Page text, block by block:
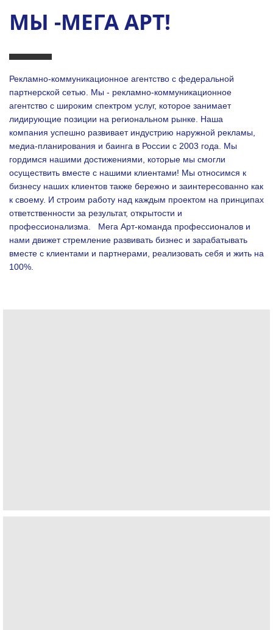
МЫ -МЕГА АРТ!
Рекламно-коммуникационное агентство с федеральной
партнерской сетью. Мы - рекламно-коммуникационное
агентство с широким спектром услуг, которое занимает
лидирующие позиции на региональном рынке. Наша
компания успешно развивает индустрию наружной рекламы,
медиа-планирования и баинга в России с 2003 года. Мы
гордимся нашими достижениями, которые мы смогли
осуществить вместе с нашими клиентами! Мы относимся к
бизнесу наших клиентов также бережно и заинтересованно как
к своему. И строим работу над каждым проектом на принципах
ответственности за результат, открытости и
профессионализма. Мега Арт-команда профессионалов и
нами движет стремление развивать бизнес и зарабатывать
вместе с клиентами и партнерами, реализовать себя и жить на
100%.